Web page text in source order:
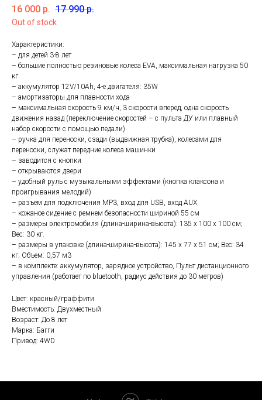
16 000 р. 17 990 р.
Out of stock
Характеристики:
– для детей 3-8 лет
– большие полностью резиновые колеса EVA, максимальная нагрузка 50
кг
– аккумулятор 12V/10Ah, 4-е двигателя: 35W
– амортизаторы для плавности хода
– максимальная скорость 9 км/ч, 3 скорости вперед, одна скорость
движения назад (переключение скоростей – с пульта ДУ или плавный
набор скорости с помощью педали)
– ручка для переноски, сзади (выдвижная трубка), колесами для
переноски, служат передние колеса машинки
– заводится с кнопки
– открываются двери
– удобный руль с музыкальными эффектами (кнопка клаксона и
проигрывания мелодий)
– разъем для подключения MP3, вход для USB, вход AUX
– кожаное сидение с ремнем безопасности шириной 55 см
– размеры электромобиля (длина-ширина-высота): 135 x 100 x 100 см;
Вес: 30 кг.
– размеры в упаковке (длина-ширина-высота): 145 x 77 x 51 см; Вес: 34
кг; Объем: 0,57 м3
– в комплекте: аккумулятор, зарядное устройство, Пульт дистанционного
управления (работает по bluetooth, радиус действия до 30 метров)
Цвет: красный/граффити
Вместимость: Двухместный
Возраст: До 8 лет
Марка: Багги
Привод: 4WD